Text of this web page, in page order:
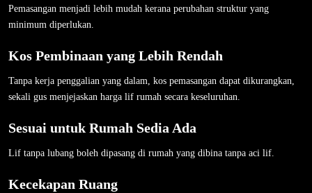
Pemasangan menjadi lebih mudah kerana perubahan struktur yang
minimum diperlukan.
Kos Pembinaan yang Lebih Rendah
Tanpa kerja penggalian yang dalam, kos pemasangan dapat dikurangkan,
sekali gus menjejaskan harga lif rumah secara keseluruhan.
Sesuai untuk Rumah Sedia Ada
Lif tanpa lubang boleh dipasang di rumah yang dibina tanpa aci lif.
Kecekapan Ruang